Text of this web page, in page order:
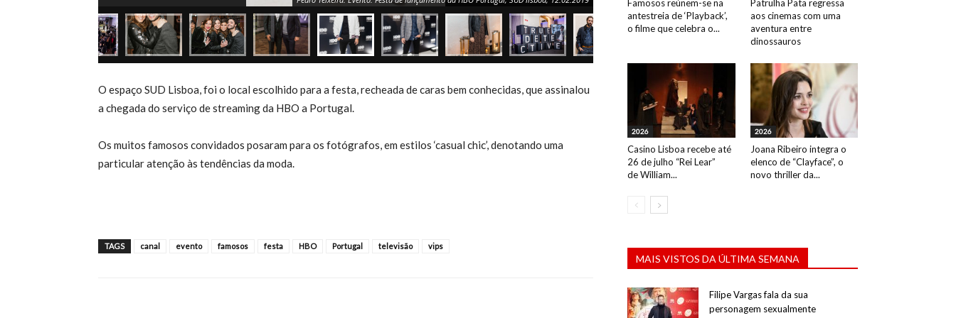
O espaço SUD Lisboa, foi o local escolhido para a festa, recheada de caras bem conhecidas, que assinalou
a chegada do serviço de streaming da HBO a Portugal.
Os muitos famosos convidados posaram para os fotógrafos, em estilos ‘casual chic’, denotando uma
particular atenção às tendências da moda.
TAGS canal evento famosos festa HBO Portugal televisão vips
Famosos reúnem-se na
antestreia de ‘Playback’,
o filme que celebra o...
Patrulha Pata regressa
aos cinemas com uma
aventura entre
dinossauros
2026
Casino Lisboa recebe até
26 de julho “Rei Lear”
de William...
2026
Joana Ribeiro integra o
elenco de “Clayface”, o
novo thriller da...
MAIS VISTOS DA ÚLTIMA SEMANA
Filipe Vargas fala da sua
personagem sexualmente